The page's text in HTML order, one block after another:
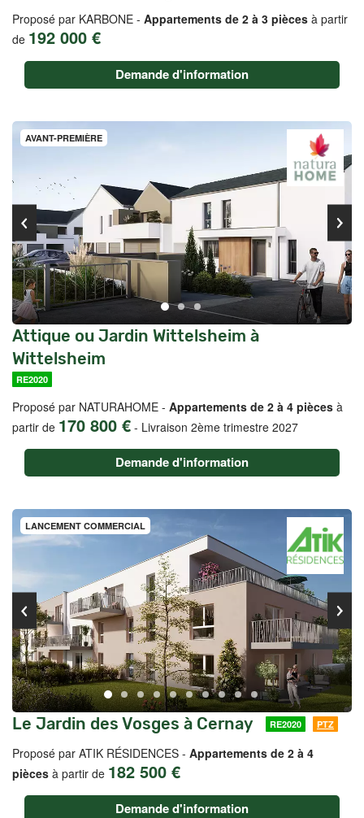
Proposé par KARBONE - Appartements de 2 à 3 pièces à partir
de 192 000 €
Demande d'information
AVANT-PREMIÈRE
Attique ou Jardin Wittelsheim à
Wittelsheim
RE2020
Proposé par NATURAHOME - Appartements de 2 à 4 pièces à
partir de 170 800 € - Livraison 2ème trimestre 2027
Demande d'information
LANCEMENT COMMERCIAL
Le Jardin des Vosges à Cernay RE2020 PTZ
Proposé par ATIK RÉSIDENCES - Appartements de 2 à 4
pièces à partir de 182 500 €
Demande d'information